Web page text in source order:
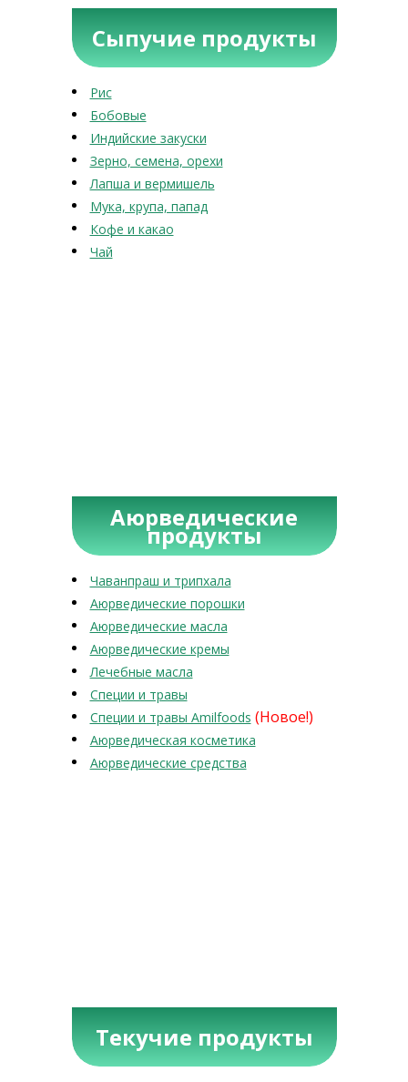
Сыпучие продукты
Рис
Бобовые
Индийские закуски
Зерно, семена, орехи
Лапша и вермишель
Мука, крупа, папад
Кофе и какао
Чай
Аюрведические
продукты
Чаванпраш и трипхала
Аюрведические порошки
Аюрведические масла
Аюрведические кремы
Лечебные масла
Специи и травы
Специи и травы Amilfoods (Новое!)
Аюрведическая косметика
Аюрведические средства
Текучие продукты